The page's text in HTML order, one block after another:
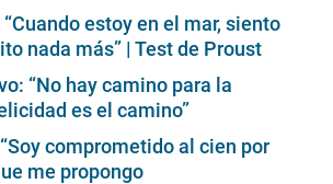
estoy en el mar, siento
nada más” | Test de Proust
“No hay camino para la
es el camino”
comprometido al cien por
me propongo